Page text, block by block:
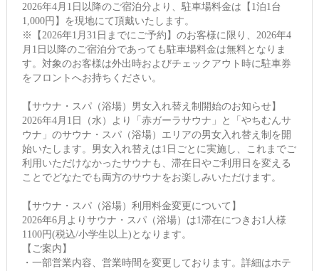
2026年4月1日以降のご宿泊分より、駐車場料金は【1泊1台
1,000円】を現地にて頂戴いたします。
※【2026年1月31日までにご予約】のお客様に限り、2026年4
月1日以降のご宿泊分であっても駐車場料金は無料となりま
す。対象のお客様は外出時およびチェックアウト時に駐車券
をフロントへお持ちください。
【サウナ・スパ（浴場）男女入れ替え制開始のお知らせ】
2026年4月1日（水）より「赤ガーラサウナ」と「やちむんサ
ウナ」のサウナ・スパ（浴場）エリアの男女入れ替え制を開
始いたします。男女入れ替えは1日ごとに実施し、これまでご
利用いただけなかったサウナも、滞在日やご利用日を変える
ことでどなたでも両方のサウナをお楽しみいただけます。
【サウナ・スパ（浴場）利用料金変更について】
2026年6月よりサウナ・スパ（浴場）は1滞在につきお1人様
1100円(税込/小学生以上)となります。
【ご案内】
・一部営業内容、営業時間を変更しております。詳細はホテ